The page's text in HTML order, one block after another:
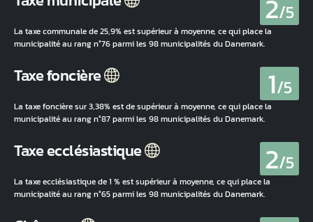
2/5
La taxe communale de 25,9% est supérieur à moyenne, ce qui place la
municipalité au rang n°76 parmi les 98 municipalités du Danemark.
Taxe foncière 1/5
La taxe foncière sur 3,38% est de supérieur à moyenne, ce qui place la
municipalité au rang n°87 parmi les 98 municipalités du Danemark.
Taxe ecclésiastique 2/5
La taxe ecclésiastique de 1 % est supérieur à moyenne, ce qui place la
municipalité au rang n°65 parmi les 98 municipalités du Danemark.